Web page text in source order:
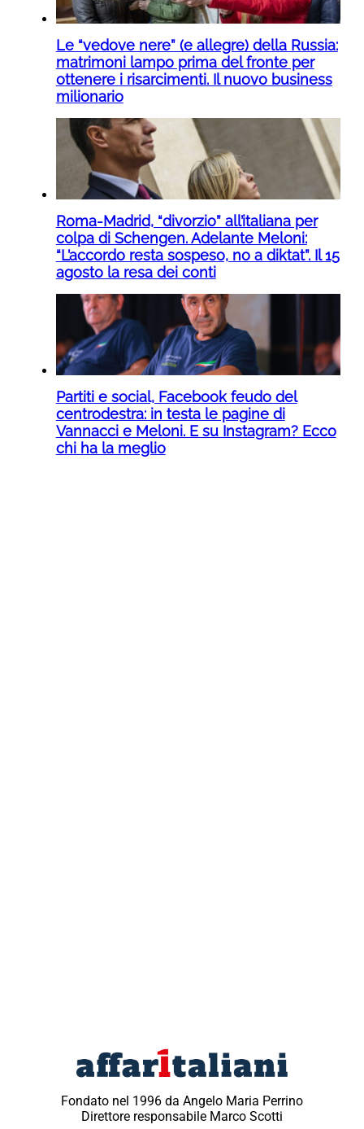
Le “vedove nere” (e allegre) della Russia:
matrimoni lampo prima del fronte per
ottenere i risarcimenti. Il nuovo business
milionario
Roma-Madrid, “divorzio” all’italiana per
colpa di Schengen. Adelante Meloni:
“L’accordo resta sospeso, no a diktat”. Il 15
agosto la resa dei conti
Partiti e social, Facebook feudo del
centrodestra: in testa le pagine di
Vannacci e Meloni. E su Instagram? Ecco
chi ha la meglio
Fondato nel 1996 da Angelo Maria Perrino
Direttore responsabile Marco Scotti